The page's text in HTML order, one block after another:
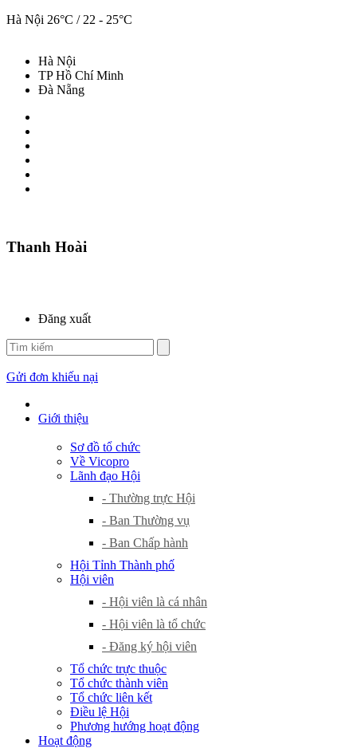
Hà Nội 26°C / 22 - 25°C
Hà Nội
TP Hồ Chí Minh
Đà Nẵng
Thanh Hoài
Đăng xuất
Gửi đơn khiếu nại
Giới thiệu
Sơ đồ tổ chức
Về Vicopro
Lãnh đạo Hội
- Thường trực Hội
- Ban Thường vụ
- Ban Chấp hành
Hội Tỉnh Thành phố
Hội viên
- Hội viên là cá nhân
- Hội viên là tổ chức
- Đăng ký hội viên
Tổ chức trực thuộc
Tổ chức thành viên
Tổ chức liên kết
Điều lệ Hội
Phương hướng hoạt động
Hoạt động